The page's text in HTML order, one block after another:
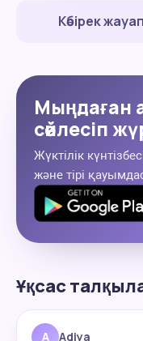
Көбірек
Мыңдаған
сөйлесіп
Жүктілік
және тірі
Ұқсас
A Adiya